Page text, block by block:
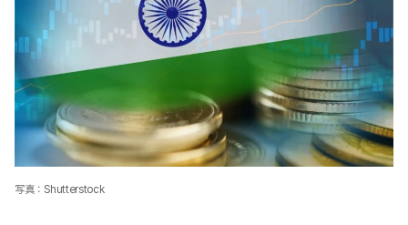
写真：Shutterstock